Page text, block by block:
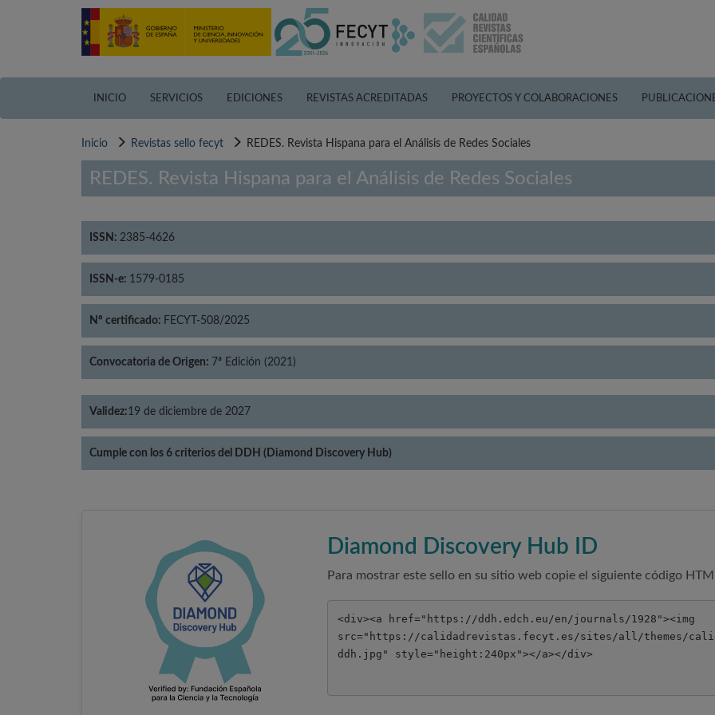
INICIO SERVICIOS EDICIONES REVISTAS ACREDITADAS PROYECTOS Y COLABORACIONES
Inicio Revistas sello fecyt REDES. Revista Hispana para el Análisis de Redes Sociales
REDES. Revista Hispana para el Análisis de Redes Sociales
ISSN: 2385-4626
ISSN-e: 1579-0185
Nº certificado: FECYT-508/2025
Convocatoria de Origen: 7ª Edición (2021)
Validez:19 de diciembre de 2027
Cumple con los 6 criterios del DDH (Diamond Discovery Hub)
Diamond Discovery Hub ID
Para mostrar este sello en su sitio web copie el siguiente código